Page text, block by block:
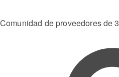
Comunidad de proveedores de 3